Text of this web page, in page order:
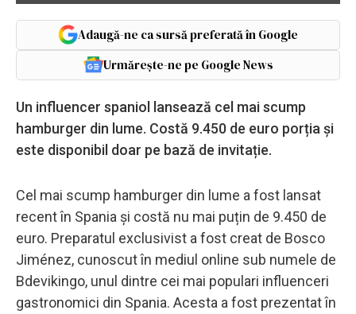
Adaugă-ne ca sursă preferată în Google
Urmărește-ne pe Google News
Un influencer spaniol lansează cel mai scump
hamburger din lume. Costă 9.450 de euro porția și
este disponibil doar pe bază de invitație.
Cel mai scump hamburger din lume a fost lansat
recent în Spania și costă nu mai puțin de 9.450 de
euro. Preparatul exclusivist a fost creat de Bosco
Jiménez, cunoscut în mediul online sub numele de
Bdevikingo, unul dintre cei mai populari influenceri
gastronomici din Spania. Acesta a fost prezentat în